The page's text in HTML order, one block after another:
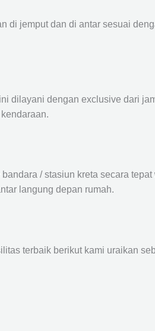
di jemput dan di antar sesuai
dilayani dengan exclusive dari
/ stasiun kreta secara
langung depan rumah.
terbaik berikut kami uraikan